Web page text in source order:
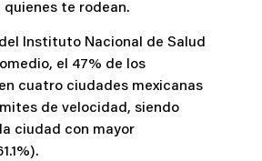
quienes te rodean.
Instituto Nacional de Salud
el 47% de los
cuatro ciudades mexicanas
de velocidad, siendo
ciudad con mayor